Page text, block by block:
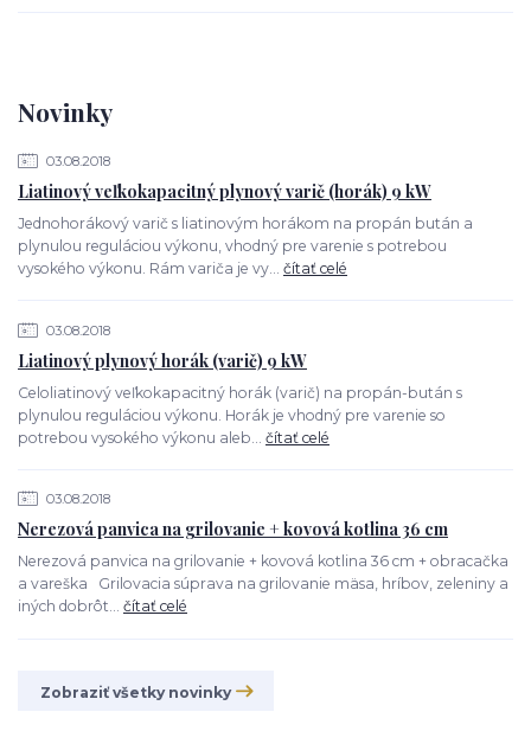
Novinky
03.08.2018
Liatinový veľkokapacitný plynový varič (horák) 9 kW
Jednohorákový varič s liatinovým horákom na propán bután a
plynulou reguláciou výkonu, vhodný pre varenie s potrebou
vysokého výkonu. Rám variča je vy... čítať celé
03.08.2018
Liatinový plynový horák (varič) 9 kW
Celoliatinový veľkokapacitný horák (varič) na propán-bután s
plynulou reguláciou výkonu. Horák je vhodný pre varenie so
potrebou vysokého výkonu aleb... čítať celé
03.08.2018
Nerezová panvica na grilovanie + kovová kotlina 36 cm
Nerezová panvica na grilovanie + kovová kotlina 36 cm + obracačka
a vareška Grilovacia súprava na grilovanie mäsa, hríbov, zeleniny a
iných dobrôt... čítať celé
Zobraziť všetky novinky